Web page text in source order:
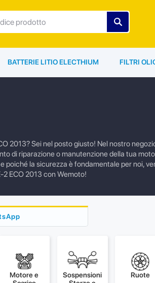
BATTERIE LITIO ELECTHIUM FILTRI
2013? Sei nel posto giusto! Nel nostro
di riparazione o manutenzione della tua
la sicurezza è fondamentale per noi,
ECO 2013 con Wemoto!
Motore e
Sospensioni
Ruote